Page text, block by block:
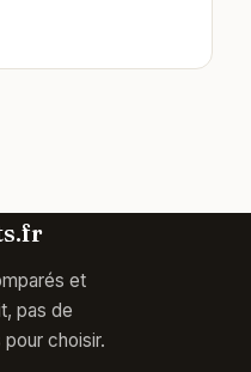
et
pas de
choisir.